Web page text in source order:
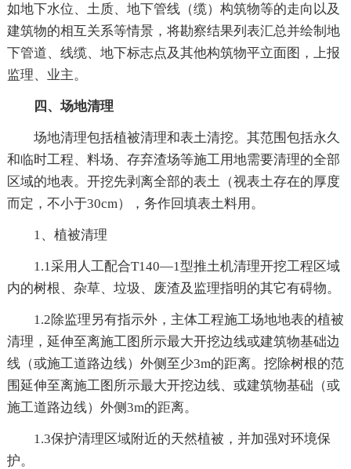
如地下水位、土质、地下管线（缆）构筑物等的走向以及
建筑物的相互关系等情景，将勘察结果列表汇总并绘制地
下管道、线缆、地下标志点及其他构筑物平立面图，上报
监理、业主。
四、场地清理
场地清理包括植被清理和表土清挖。其范围包括永久
和临时工程、料场、存弃渣场等施工用地需要清理的全部
区域的地表。开挖先剥离全部的表土（视表土存在的厚度
而定，不小于30cm），务作回填表土料用。
1、植被清理
1.1采用人工配合T140—1型推土机清理开挖工程区域
内的树根、杂草、垃圾、废渣及监理指明的其它有碍物。
1.2除监理另有指示外，主体工程施工场地地表的植被
清理，延伸至离施工图所示最大开挖边线或建筑物基础边
线（或施工道路边线）外侧至少3m的距离。挖除树根的范
围延伸至离施工图所示最大开挖边线、或建筑物基础（或
施工道路边线）外侧3m的距离。
1.3保护清理区域附近的天然植被，并加强对环境保
护。